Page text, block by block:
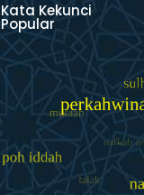
Kata Kekunci
Popular